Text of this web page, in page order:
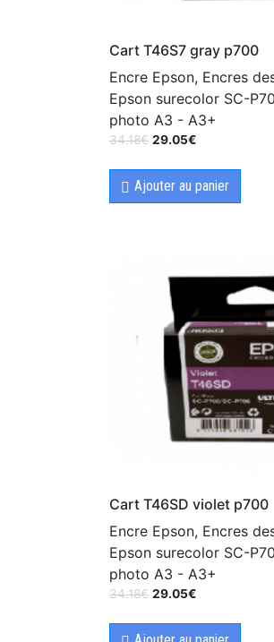
Cart T46S7 gray p700
Encre Epson, Encres
Epson surecolor SC-
photo A3 - A3+
34.18€ 29.05€
Ajouter au panier
Cart T46SD violet p700
Encre Epson, Encres
Epson surecolor SC-
photo A3 - A3+
34.18€ 29.05€